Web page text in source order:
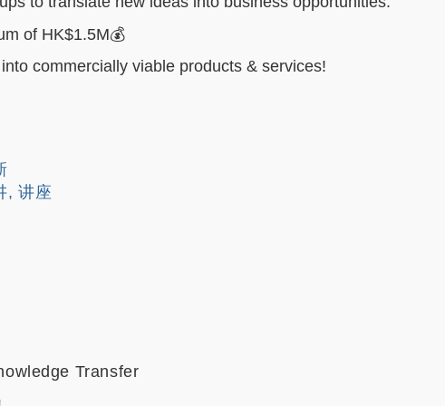
of HK$1.5M💰
commercially viable products & services!
, 讲座
Transfer